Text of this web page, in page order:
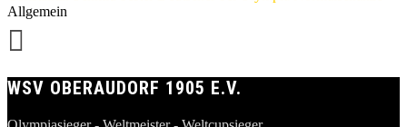
Allgemein
WSV OBERAUDORF 1905 E.V.